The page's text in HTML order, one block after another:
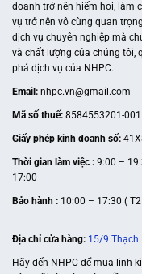
doanh trở nên hiếm hoi, làm
vụ trở nên vô cùng quan
dịch vụ chuyên nghiệp mà
và chất lượng của chúng tôi,
phá dịch vụ của NHPC.
Email: nhpc.vn@gmail.com
Mã số thuế: 8584553201-001
Giấy phép kinh doanh số:
Thời gian làm việc : 9:00 –
17:00
Bảo hành : 10:00 – 17:30 (
Địa chỉ cửa hàng: 15/9 Thạch
Hãy đến NHPC để mua linh